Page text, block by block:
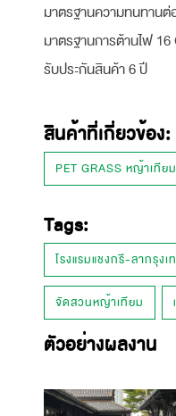
มาตรฐานความทนทานต่
มาตรฐานการต้านไฟ 16
รับประกันสินค้า 6 ปี
สินค้าที่เกี่ยวข้อง:
PET GRASS หญ้าเทีย
Tags:
โรงแรมแชงกรี-ลากรุง
จัดสวนหญ้าเทียม
ตัวอย่างผลงาน